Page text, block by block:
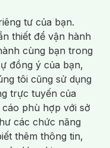
Hơi /Nước Rửa Tay/
Bàn Chải Điện/
/ Nước Súc Miệng/
Sinh/Dưỡng Vùng Kín/
/Bọt Cạo Râu /Dao Cạo Râu/
Lão Hóa/ Da Mụn/
/ Tàn Nhang
Rửa Mặt Máy Chăm Sóc Da
tư của bạn.
thiết để vận hành
cùng bạn trong
đồng ý của bạn,
tôi cũng sử dụng
trực tuyến của
phù hợp với sở
các chức năng
thêm thông tin,